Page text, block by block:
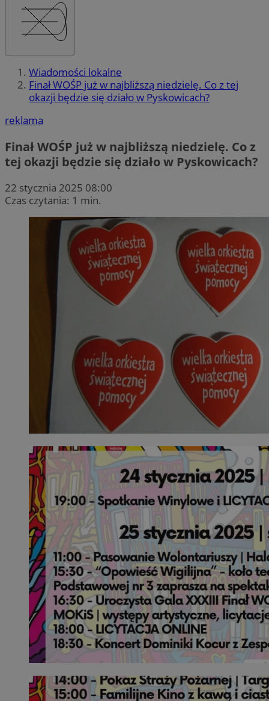
Wiadomości lokalne
Finał WOŚP już w najbliższą niedzielę. Co z tej
okazji będzie się działo w Pyskowicach?
reklama
Finał WOŚP już w najbliższą niedzielę. Co z
tej okazji będzie się działo w Pyskowicach?
22 stycznia 2025 08:00
Czas czytania: 1 min.